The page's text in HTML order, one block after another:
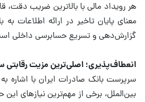
هر رویداد مالی با بالاترین ضریب دقت،
معنای پایان تاخیر در ارائه اطلاعات
گزارش‌دهی و تسریع حسابرسی داخلی
انعطاف‌پذیری؛ اصلی‌ترین مزیت رقابتی
سرپرست بانک صادرات ایران با اشاره
بین‌الملل، برخی از مهم‌ترین نیازهای